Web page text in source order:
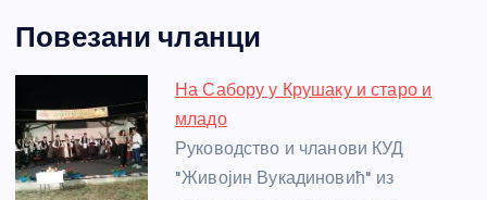
c
e
b
o
o
ss
e
n
g
er
itt
er
er at
s
p
p
a
e
e
e
Повезани чланци
На Сабору у Крушаку и старо и
младо
Руководство и чланови КУД
"Живојин Вукадиновић" из